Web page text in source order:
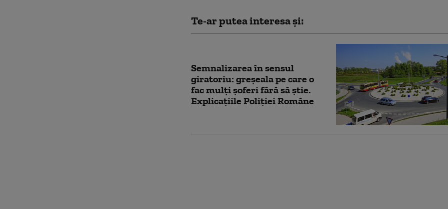
Te-ar putea interesa și:
Semnalizarea în sensul
giratoriu: greșeala pe care o
fac mulți șoferi fără să știe.
Explicațiile Poliției Române